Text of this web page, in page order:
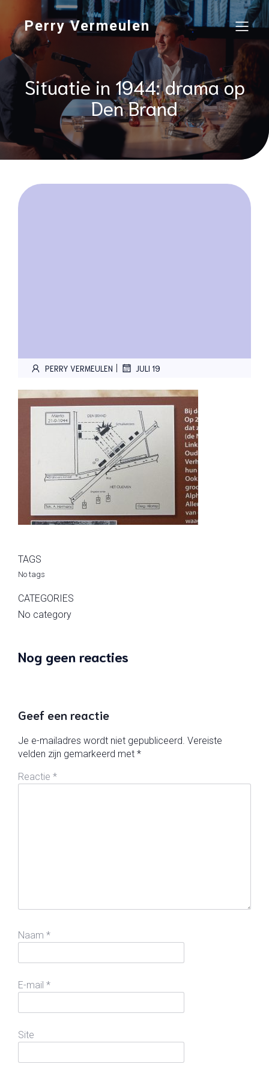
Perry Vermeulen
Situatie in 1944: drama op
Den Brand
PERRY VERMEULEN | JULI 19
TAGS
No tags
CATEGORIES
No category
Nog geen reacties
Geef een reactie
Je e-mailadres wordt niet gepubliceerd. Vereiste
velden zijn gemarkeerd met *
Reactie *
Naam *
E-mail *
Site